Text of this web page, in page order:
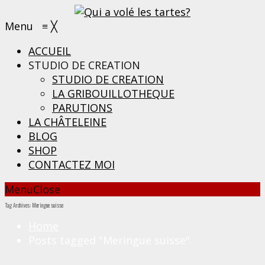
Menu ≡ ╳
ACCUEIL
STUDIO DE CREATION
STUDIO DE CREATION
LA GRIBOUILLOTHEQUE
PARUTIONS
LA CHÂTELEINE
BLOG
SHOP
CONTACTEZ MOI
MenuClose
Tag Archives: Meringue suisse